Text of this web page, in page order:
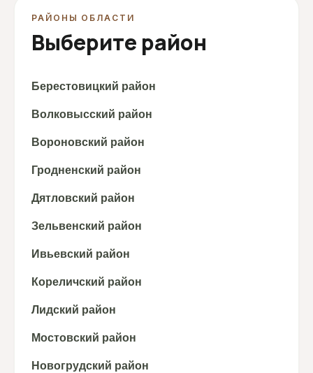
РАЙОНЫ ОБЛАСТИ
Выберите район
Берестовицкий район
Волковысский район
Вороновский район
Гродненский район
Дятловский район
Зельвенский район
Ивьевский район
Кореличский район
Лидский район
Мостовский район
Новогрудский район